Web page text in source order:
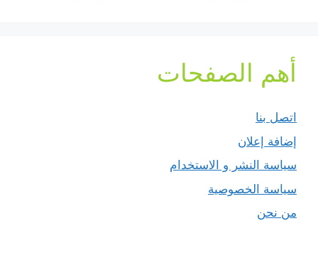
أهم الصفحات
اتصل بنا
إضافة إعلان
سياسة النشر و الاستخدام
سياسة الخصوصية
من نحن